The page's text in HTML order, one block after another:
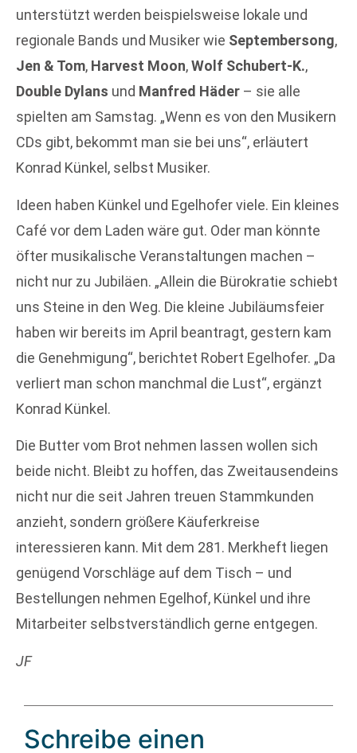
unterstützt werden beispielsweise lokale und
regionale Bands und Musiker wie Septembersong,
Jen & Tom, Harvest Moon,Wolf Schubert-K.,
Double Dylans und Manfred Häder – sie alle
spielten am Samstag. „Wenn es von den Musikern
CDs gibt, bekommt man sie bei uns“, erläutert
Konrad Künkel, selbst Musiker.
Ideen haben Künkel und Egelhofer viele. Ein kleines
Café vor dem Laden wäre gut. Oder man könnte
öfter musikalische Veranstaltungen machen –
nicht nur zu Jubiläen. „Allein die Bürokratie schiebt
uns Steine in den Weg. Die kleine Jubiläumsfeier
haben wir bereits im April beantragt, gestern kam
die Genehmigung“, berichtet Robert Egelhofer. „Da
verliert man schon manchmal die Lust“, ergänzt
Konrad Künkel.
Die Butter vom Brot nehmen lassen wollen sich
beide nicht. Bleibt zu hoffen, das Zweitausendeins
nicht nur die seit Jahren treuen Stammkunden
anzieht, sondern größere Käuferkreise
interessieren kann. Mit dem 281. Merkheft liegen
genügend Vorschläge auf dem Tisch – und
Bestellungen nehmen Egelhof, Künkel und ihre
Mitarbeiter selbstverständlich gerne entgegen.
JF
Schreibe einen